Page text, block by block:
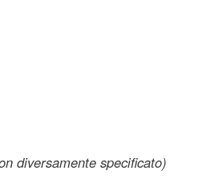
diversamente specificato)